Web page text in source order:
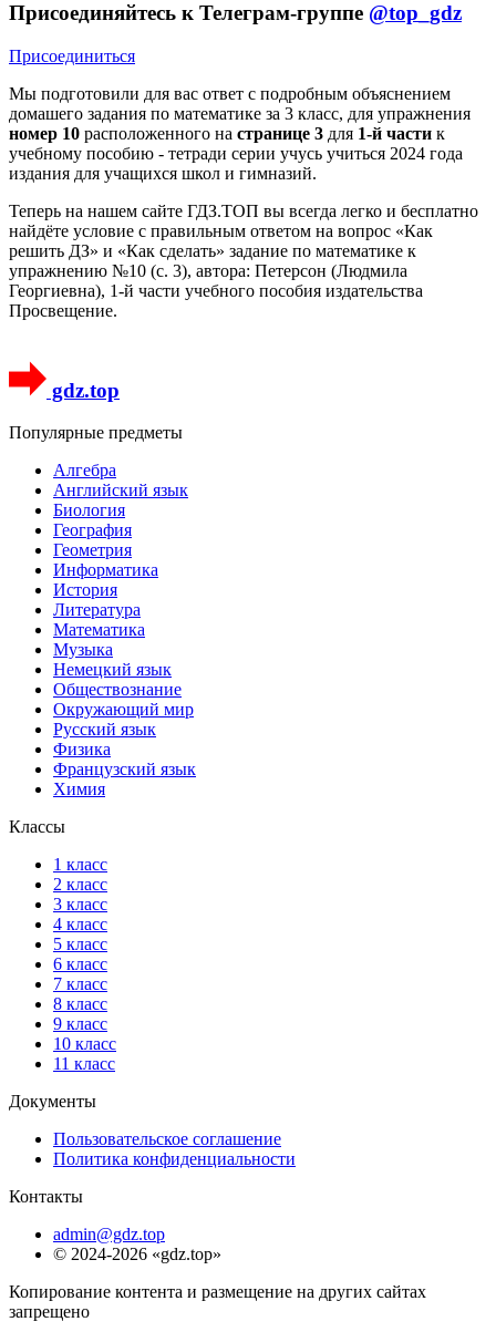
Присоединяйтесь к Телеграм-группе @top_gdz
Присоединиться
Мы подготовили для вас ответ c подробным объяснением
домашего задания по математике за 3 класс, для упражнения
номер 10 расположенного на странице 3 для 1-й части к
учебному пособию - тетради серии учусь учиться 2024 года
издания для учащихся школ и гимназий.
Теперь на нашем сайте ГДЗ.ТОП вы всегда легко и бесплатно
найдёте условие с правильным ответом на вопрос «Как
решить ДЗ» и «Как сделать» задание по математике к
упражнению №10 (с. 3), автора: Петерсон (Людмила
Георгиевна), 1-й части учебного пособия издательства
Просвещение.
gdz.top
Популярные предметы
Алгебра
Английский язык
Биология
География
Геометрия
Информатика
История
Литература
Математика
Музыка
Немецкий язык
Обществознание
Окружающий мир
Русский язык
Физика
Французский язык
Химия
Классы
1 класс
2 класс
3 класс
4 класс
5 класс
6 класс
7 класс
8 класс
9 класс
10 класс
11 класс
Документы
Пользовательское соглашение
Политика конфиденциальности
Контакты
admin@gdz.top
© 2024-2026 «gdz.top»
Копирование контента и размещение на других сайтах
запрещено